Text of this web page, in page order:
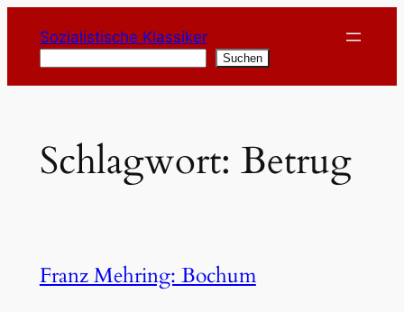
Inhalt
springen
Sozialistische Klassiker
Suchen
Schlagwort: Betrug
Franz Mehring: Bochum